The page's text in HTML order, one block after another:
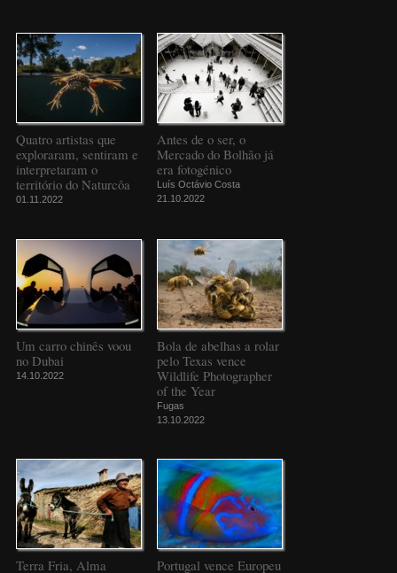
Quatro artistas que
exploraram, sentiram e
interpretaram o
território do Naturcôa
01.11.2022
Antes de o ser, o
Mercado do Bolhão já
era fotogénico
Luís Octávio Costa
21.10.2022
Um carro chinês voou
no Dubai
14.10.2022
Bola de abelhas a rolar
pelo Texas vence
Wildlife Photographer
of the Year
Fugas
13.10.2022
Terra Fria, Alma
Portugal vence Europeu